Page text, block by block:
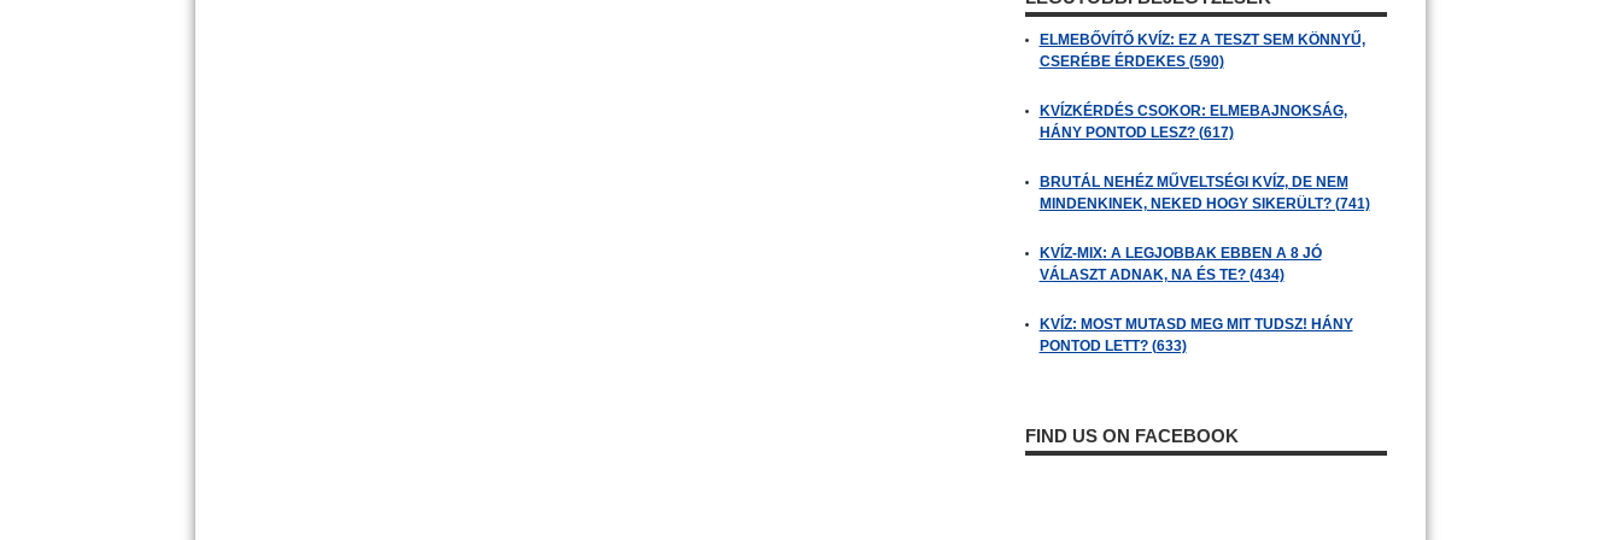
ELMEBŐVÍTŐ KVÍZ: EZ A TESZT SEM KÖNNYŰ,
CSERÉBE ÉRDEKES (590)
KVÍZKÉRDÉS CSOKOR: ELMEBAJNOKSÁG,
HÁNY PONTOD LESZ? (617)
BRUTÁL NEHÉZ MŰVELTSÉGI KVÍZ, DE NEM
MINDENKINEK, NEKED HOGY SIKERÜLT? (741)
KVÍZ-MIX: A LEGJOBBAK EBBEN A 8 JÓ
VÁLASZT ADNAK, NA ÉS TE? (434)
KVÍZ: MOST MUTASD MEG MIT TUDSZ! HÁNY
PONTOD LETT? (633)
FIND US ON FACEBOOK